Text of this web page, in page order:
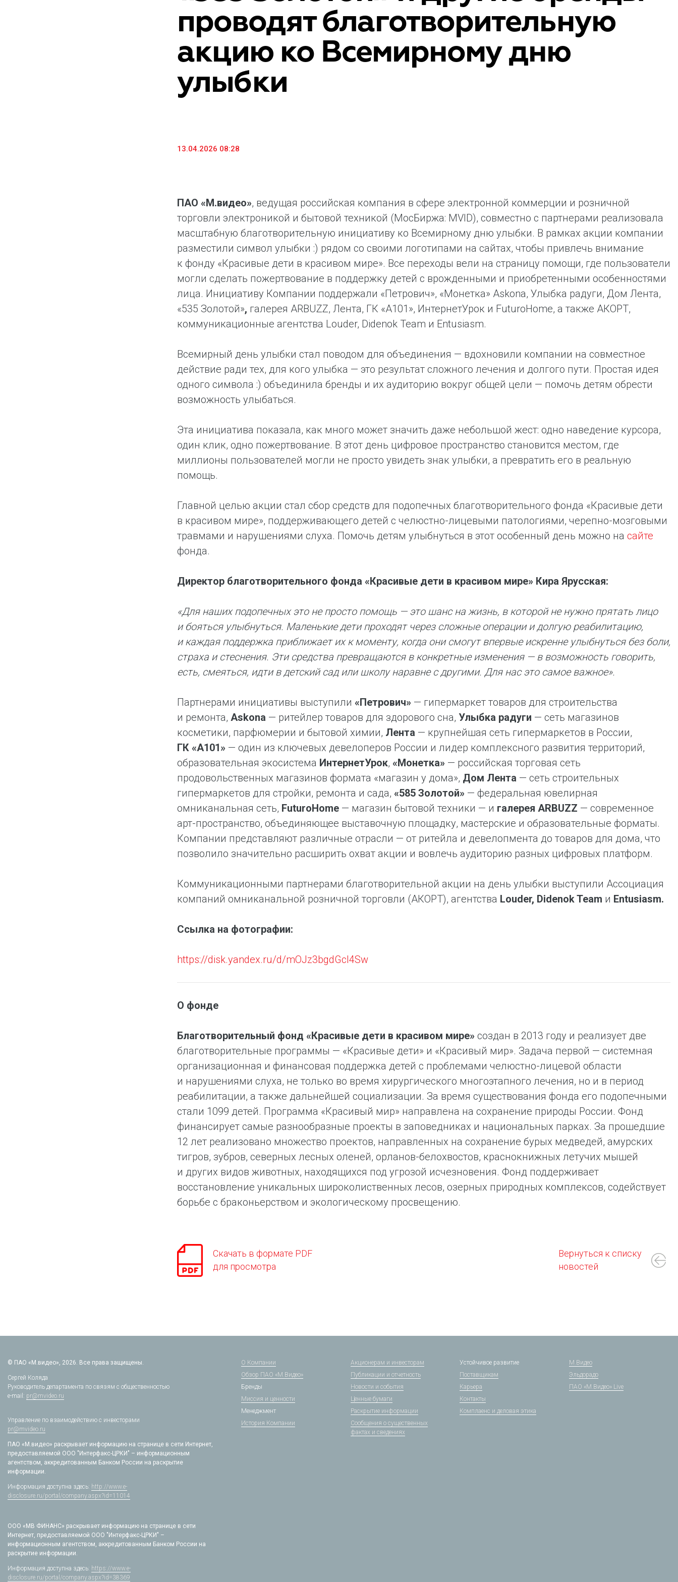
«М.Видео» — эксперт-инноватор в сфере торговли
бытовой техникой и электроникой. Благодаря
максимальному ассортименту и фокусу на клиенте,
компания предлагает уникальные комплексные
решения задач покупателей через комплементарные
категории товаров, услуг и сервисов.
Ключевая выгода бренда для потребителя -
предложение наиболее выгодной сделки при
поддержке промо-активности и доступного
ассортимента потребительской электроники и
цифровой техники
Предоставление информации и копийпроводят благотворительную
акцию ко Всемирному дню
улыбки
13.04.2026 08:28
ПАО «М.видео», ведущая российская компания в сфере электронной коммерции и розничной
торговли электроникой и бытовой техникой (МосБиржа: MVID), совместно с партнерами реализовала
масштабную благотворительную инициативу ко Всемирному дню улыбки. В рамках акции компании
разместили символ улыбки :) рядом со своими логотипами на сайтах, чтобы привлечь внимание
к фонду «Красивые дети в красивом мире». Все переходы вели на страницу помощи, где пользователи
могли сделать пожертвование в поддержку детей с врожденными и приобретенными особенностями
лица. Инициативу Компании поддержали «Петрович», «Монетка» Askona, Улыбка радуги, Дом Лента,
«535 Золотой», галерея ARBUZZ, Лента, ГК «А101», ИнтернетУрок и FuturoHome, а также АКОРТ,
коммуникационные агентства Louder, Didenok Team и Entusiasm.
Всемирный день улыбки стал поводом для объединения — вдохновили компании на совместное
действие ради тех, для кого улыбка — это результат сложного лечения и долгого пути. Простая идея
одного символа :) объединила бренды и их аудиторию вокруг общей цели — помочь детям обрести
возможность улыбаться.
Эта инициатива показала, как много может значить даже небольшой жест: одно наведение курсора,
один клик, одно пожертвование. В этот день цифровое пространство становится местом, где
миллионы пользователей могли не просто увидеть знак улыбки, а превратить его в реальную
помощь.
Главной целью акции стал сбор средств для подопечных благотворительного фонда «Красивые дети
в красивом мире», поддерживающего детей с челюстно-лицевыми патологиями, черепно-мозговыми
травмами и нарушениями слуха. Помочь детям улыбнуться в этот особенный день можно на сайте
фонда.
Директор благотворительного фонда «Красивые дети в красивом мире» Кира Ярусская:
«Для наших подопечных это не просто помощь — это шанс на жизнь, в которой не нужно прятать лицо
и бояться улыбнуться. Маленькие дети проходят через сложные операции и долгую реабилитацию,
и каждая поддержка приближает их к моменту, когда они смогут впервые искренне улыбнуться без боли,
страха и стеснения. Эти средства превращаются в конкретные изменения — в возможность говорить,
есть, смеяться, идти в детский сад или школу наравне с другими. Для нас это самое важное».
Партнерами инициативы выступили «Петрович» — гипермаркет товаров для строительства
и ремонта, Askona — ритейлер товаров для здорового сна, Улыбка радуги — сеть магазинов
косметики, парфюмерии и бытовой химии, Лента — крупнейшая сеть гипермаркетов в России,
ГК «А101» — один из ключевых девелоперов России и лидер комплексного развития территорий,
образовательная экосистема ИнтернетУрок, «Монетка» — российская торговая сеть
продовольственных магазинов формата «магазин у дома», Дом Лента — сеть строительных
гипермаркетов для стройки, ремонта и сада, «585 Золотой» — федеральная ювелирная
омниканальная сеть, FuturoHome — магазин бытовой техники — и галерея ARBUZZ — современное
арт-пространство, объединяющее выставочную площадку, мастерские и образовательные форматы.
Компании представляют различные отрасли — от ритейла и девелопмента до товаров для дома, что
позволило значительно расширить охват акции и вовлечь аудиторию разных цифровых платформ.
Коммуникационными партнерами благотворительной акции на день улыбки выступили Ассоциация
компаний омниканальной розничной торговли (АКОРТ), агентства Louder, Didenok Team и Entusiasm.
Ссылка на фотографии:
https://disk.yandex.ru/d/mOJz3bgdGcl4Sw
О фонде
Благотворительный фонд «Красивые дети в красивом мире» создан в 2013 году и реализует две
благотворительные программы — «Красивые дети» и «Красивый мир». Задача первой — системная
организационная и финансовая поддержка детей с проблемами челюстно-лицевой области
и нарушениями слуха, не только во время хирургического многоэтапного лечения, но и в период
реабилитации, а также дальнейшей социализации. За время существования фонда его подопечными
стали 1099 детей. Программа «Красивый мир» направлена на сохранение природы России. Фонд
финансирует самые разнообразные проекты в заповедниках и национальных парках. За прошедшие
12 лет реализовано множество проектов, направленных на сохранение бурых медведей, амурских
тигров, зубров, северных лесных оленей, орланов-белохвостов, краснокнижных летучих мышей
и других видов животных, находящихся под угрозой исчезновения. Фонд поддерживает
восстановление уникальных широколиственных лесов, озерных природных комплексов, содействует
борьбе с браконьерством и экологическому просвещению.
Скачать в формате PDF
для просмотра
Вернуться к списку
новостей
© ПАО «М.видео», 2026. Все права защищены.
Сергей Коляда
Руководитель департамента по связям с общественностью
e-mail: pr@mvideo.ru
Управление по взаимодействию с инвесторами
pr@mvideo.ru
ПАО «М.видео» раскрывает информацию на странице в сети Интернет,
предоставляемой ООО "Интерфакс-ЦРКИ" – информационным
агентством, аккредитованным Банком России на раскрытие
информации.
Информация доступна здесь: http://www.e-
disclosure.ru/portal/company.aspx?id=11014
ООО «МВ ФИНАНС» раскрывает информацию на странице в сети
Интернет, предоставляемой ООО "Интерфакс-ЦРКИ" –
информационным агентством, аккредитованным Банком России на
раскрытие информации.
Информация доступна здесь: https://www.e-
disclosure.ru/portal/company.aspx?id=38369
О Компании
Обзор ПАО «М.Видео»
Бренды
Миссия и ценности
Менеджмент
История Компании
Акционерам и инвесторам
Публикации и отчетность
Новости и события
Ценные бумаги
Раскрытие информации
Сообщения о существенных
фактах и сведениях
Устойчивое развитие
Поставщикам
Карьера
Контакты
Комплаенс и деловая этика
М.Видео
Эльдорадо
ПАО «М.Видео» Live